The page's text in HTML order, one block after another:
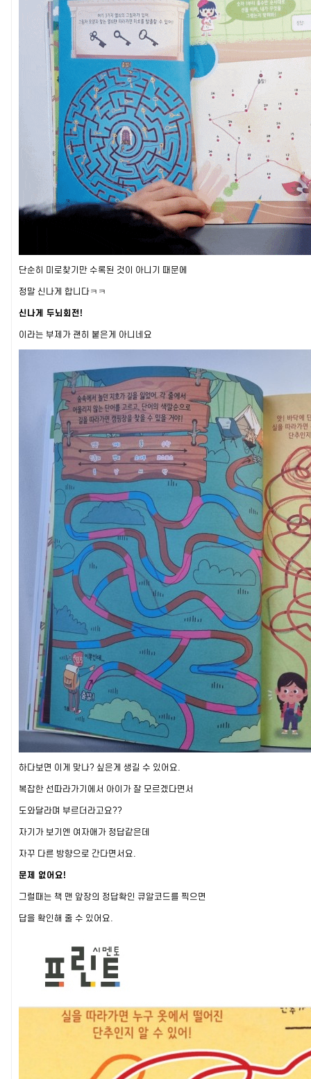
단순히 미로찾기만 수록된 것이 아니기 때문에
정말 신나게 합니다ㅋㅋ
신나게 두뇌회전!
이라는 부제가 괜히 붙은게 아니네요
하다보면 이게 맞나? 싶은게 생길 수 있어요.
복잡한 선따라가기에서 아이가 잘 모르겠다면서
도와달라며 부르더라고요??
자기가 보기엔 여자애가 정답같은데
자꾸 다른 방향으로 간다면서요.
문제 없어요!
그럴때는 책 맨 앞장의 정답확인 큐알코드를 찍으면
답을 확인해 줄 수 있어요.